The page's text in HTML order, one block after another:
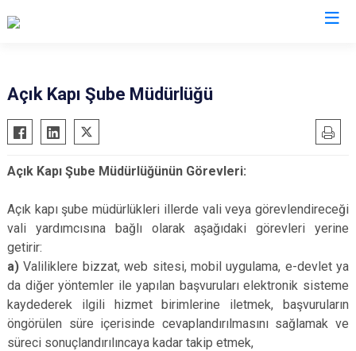
Açık Kapı Şube Müdürlüğü
Açık Kapı Şube Müdürlüğünün Görevleri:
Açık kapı şube müdürlükleri illerde vali veya görevlendireceği
vali yardımcısına bağlı olarak aşağıdaki görevleri yerine
getirir:
a)Valiliklere bizzat, web sitesi, mobil uygulama, e-devlet ya
da diğer yöntemler ile yapılan başvuruları elektronik sisteme
kaydederek ilgili hizmet birimlerine iletmek, başvuruların
öngörülen süre içerisinde cevaplandırılmasını sağlamak ve
süreci sonuçlandırılıncaya kadar takip etmek,